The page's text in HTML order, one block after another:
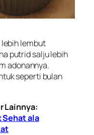
lembut
putrid salju lebih
adonannya.
seperti bulan
Lainnya:
Sehat ala